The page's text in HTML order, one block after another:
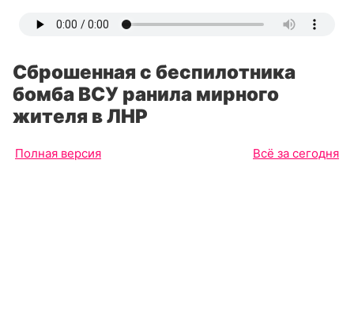
Сброшенная с беспилотника
бомба ВСУ ранила мирного
жителя в ЛНР
Полная версия Всё за сегодня